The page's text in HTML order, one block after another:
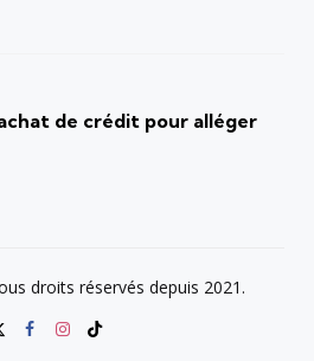
de crédit pour alléger
droits réservés depuis 2021.